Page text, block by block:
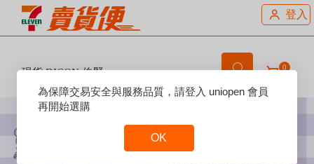
登入
現貨 DICON 伯賢 0
Reset
Focus
為保障交易安全與服務品質，請登入 uniopen 會員
再開始選購
OK